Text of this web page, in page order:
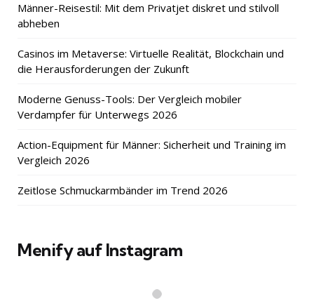
Männer-Reisestil: Mit dem Privatjet diskret und stilvoll
abheben
Casinos im Metaverse: Virtuelle Realität, Blockchain und
die Herausforderungen der Zukunft
Moderne Genuss-Tools: Der Vergleich mobiler
Verdampfer für Unterwegs 2026
Action-Equipment für Männer: Sicherheit und Training im
Vergleich 2026
Zeitlose Schmuckarmbänder im Trend 2026
Menify auf Instagram